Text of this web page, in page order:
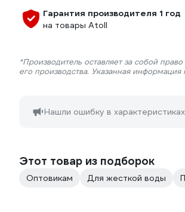
Гарантия производителя 1 год
на товары Atoll
*Производитель оставляет за собой
его производства. Указанная
Нашли ошибку в
Этот товар из подборок
Оптовикам Для жесткой воды